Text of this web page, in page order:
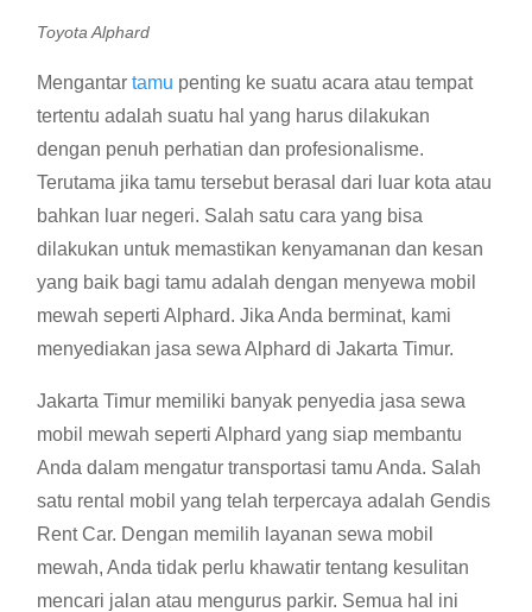
Toyota Alphard
Mengantar tamu penting ke suatu acara atau tempat
tertentu adalah suatu hal yang harus dilakukan
dengan penuh perhatian dan profesionalisme.
Terutama jika tamu tersebut berasal dari luar kota atau
bahkan luar negeri. Salah satu cara yang bisa
dilakukan untuk memastikan kenyamanan dan kesan
yang baik bagi tamu adalah dengan menyewa mobil
mewah seperti Alphard. Jika Anda berminat, kami
menyediakan jasa sewa Alphard di Jakarta Timur.
Jakarta Timur memiliki banyak penyedia jasa sewa
mobil mewah seperti Alphard yang siap membantu
Anda dalam mengatur transportasi tamu Anda. Salah
satu rental mobil yang telah terpercaya adalah Gendis
Rent Car. Dengan memilih layanan sewa mobil
mewah, Anda tidak perlu khawatir tentang kesulitan
mencari jalan atau mengurus parkir. Semua hal ini